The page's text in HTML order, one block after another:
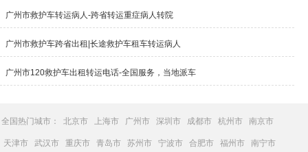
广州市救护车转运病人-跨省转运重症病人转院
广州市救护车跨省出租|长途救护车租车转运病人
广州市120救护车出租转运电话-全国服务，当地派车
全国热门城市： 北京市 上海市 广州市 深圳市 成都市 杭州市 南京市
天津市 武汉市 重庆市 青岛市 苏州市 宁波市 合肥市 福州市 南宁市